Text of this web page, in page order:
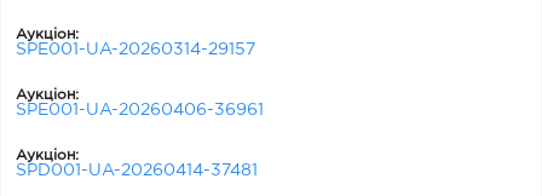
Аукціон:
SPE001-UA-20260314-29157
Аукціон:
SPE001-UA-20260406-36961
Аукціон:
SPD001-UA-20260414-37481